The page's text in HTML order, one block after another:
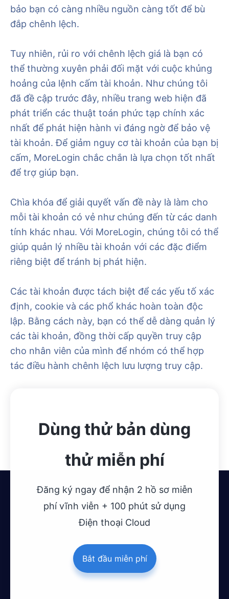
bảo bạn có càng nhiều nguồn càng tốt để bù
đắp chênh lệch.
Tuy nhiên, rủi ro với chênh lệch giá là bạn có
thể thường xuyên phải đối mặt với cuộc khủng
hoảng của lệnh cấm tài khoản. Như chúng tôi
đã đề cập trước đây, nhiều trang web hiện đã
phát triển các thuật toán phức tạp chính xác
nhất để phát hiện hành vi đáng ngờ để bảo vệ
tài khoản. Để giảm nguy cơ tài khoản của bạn bị
cấm, MoreLogin chắc chắn là lựa chọn tốt nhất
để trợ giúp bạn.
Chìa khóa để giải quyết vấn đề này là làm cho
mỗi tài khoản có vẻ như chúng đến từ các danh
tính khác nhau. Với MoreLogin, chúng tôi có thể
giúp quản lý nhiều tài khoản với các đặc điểm
riêng biệt để tránh bị phát hiện.
Các tài khoản được tách biệt để các yếu tố xác
định, cookie và các phổ khác hoàn toàn độc
lập. Bằng cách này, bạn có thể dễ dàng quản lý
các tài khoản, đồng thời cấp quyền truy cập
cho nhân viên của mình để nhóm có thể hợp
tác điều hành chênh lệch lưu lượng truy cập.
Dùng thử bản dùng
thử miễn phí
Đăng ký ngay để nhận 2 hồ sơ miễn
phí vĩnh viễn + 100 phút sử dụng
Điện thoại Cloud
Bắt đầu miễn phí